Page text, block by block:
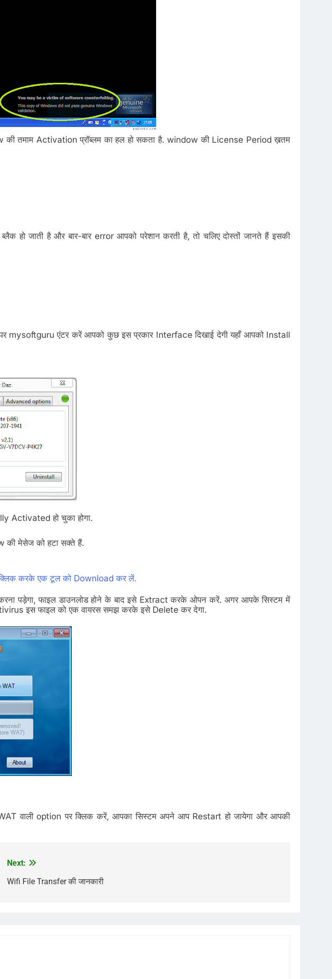
की तमाम Activation प्रॉब्लम का हल हो सकता है. window की License Period ख़तम
हो जाती है और बार-बार error आपको परेशान करती है, तो चलिए दोस्तों जानते हैं इसकी
mysoftguru एंटर करें आपको कुछ इस प्रकार Interface दिखाई देगी यहाँ आपको Install
Activated हो चुका होगा.
की मेसेज को हटा सक्ते हैं.
करके एक टूल को Download कर लें.
पड़ेगा, फाइल डाउनलोड होने के बाद इसे Extract करके ओपन करें. अगर आपके सिस्टम में
इस फाइल को एक वायरस समझ करके इसे Delete कर देगा.
वाली option पर क्लिक करें, आपका सिस्टम अपने आप Restart हो जायेगा और आपकी
Next:
Wifi File Transfer की जानकारी